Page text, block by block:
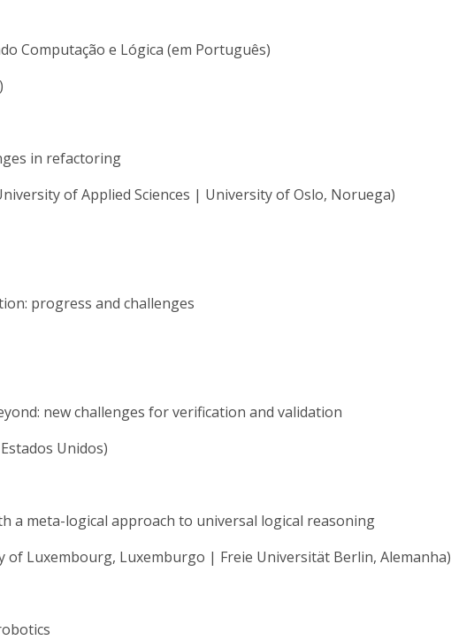
Computação e Lógica (em Português)
in refactoring
of Applied Sciences | University of Oslo, Noruega)
progress and challenges
new challenges for verification and validation
Unidos)
a meta-logical approach to universal logical reasoning
of Luxembourg, Luxemburgo | Freie Universität Berlin, Alemanha)